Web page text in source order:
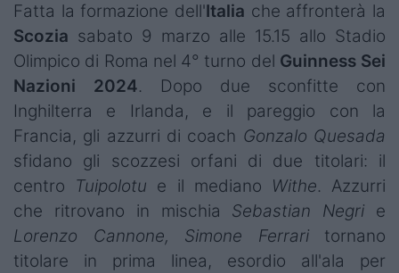
Rugby World Cup
Super Rugby
Rugby in TV
Mercato
Serie A Elite
Campionati
Serie A
Fatta la formazione dell'Italia che affronterà la
Scozia sabato 9 marzo alle 15.15 allo Stadio
Olimpico di Roma nel 4° turno del Guinness Sei
Nazioni 2024. Dopo due sconfitte con
Inghilterra e Irlanda, e il pareggio con la
Francia, gli azzurri di coach Gonzalo Quesada
sfidano gli scozzesi orfani di due titolari: il
centro Tuipolotu e il mediano Withe. Azzurri
che ritrovano in mischia Sebastian Negri e
Lorenzo Cannone, Simone Ferrari tornano
titolare in prima linea, esordio all'ala per